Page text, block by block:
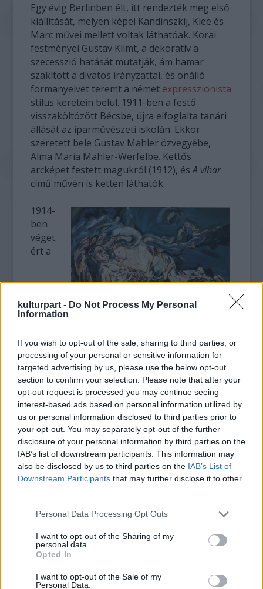
kulturpart - Do Not Process My Personal
Information
If you wish to opt-out of the sale, sharing to third parties, or
processing of your personal or sensitive information for
targeted advertising by us, please use the below opt-out
section to confirm your selection. Please note that after your
opt-out request is processed you may continue seeing
interest-based ads based on personal information utilized by
us or personal information disclosed to third parties prior to
your opt-out. You may separately opt-out of the further
disclosure of your personal information by third parties on the
IAB’s list of downstream participants. This information may
also be disclosed by us to third parties on the IAB’s List of
Downstream Participants that may further disclose it to other
Please note that this website/app uses one or more Google
not limited to your visit or usage behaviour. You may click to
grant or deny consent to Google and its third-party tags to
use your data for below specified purposes in below Google
consent section.
Personal Data Processing Opt Outs
I want to opt-out of the Sharing of my
personal data.
Opted In
I want to opt-out of the Sale of my
Personal Data.
Egy évig Berlinben élt, itt rendezték meg első
kiállítását, melyen képei Kandinszkij, Klee és
Marc művei mellett voltak láthatóak. Korai
festményei Gustav Klimt, a dekoratív a
szecesszió hatását mutatják, ám hamar
szakított a divatos irányzattal, és önálló
formanyelvet teremt a német expresszionista
stílus keretein belül. 1911-ben a festő
visszaköltözött Bécsbe, újra elfoglalta tanári
állását az iparművészeti iskolán. Ekkor
szeretett bele Gustav Mahler özvegyébe,
Alma Maria Mahler-Werfelbe. Kettős
arcképet festett magukról (1912), ésA vihar
című művén is ketten láthatók.
A vihar
1914-
ben
véget
ért a
viharos kapcsolat, és Kokoschka a
világháború kitörésekor önként jelentkezett
katonai szolgálatra. 1916-ban a fronton
súlyosan megsebesült. Egy bécsi, majd egy
drezdai katonai kórházban ápolták.
Lábadozása alatt megírt, majd színpadra
állított három drámát, melyeknek
látványtervezője is ő maga volt.
A következő években képzőművészetet
bejárta Európát, megfordult Észak-Afrikában
és a Közel-Keleten is.
Kokoschka 1934-ben Prágába költözött. Az
ekkor már hatalomra került nácik "elfajzott"
művészként bélyegezték meg, és alkotásait